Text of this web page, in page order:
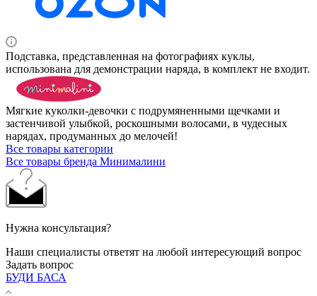
Подставка, представленная на фотографиях куклы,
использована для демонстрации наряда, в комплект не входит.
Мягкие куколки-девочки с подрумяненными щечками и
застенчивой улыбкой, роскошными волосами, в чудесных
нарядах, продуманных до мелочей!
Все товары категории
Все товары бренда Минималини
Нужна консультация?
Наши специалисты ответят на любой интересующий вопрос
Задать вопрос
БУДИ БАСА